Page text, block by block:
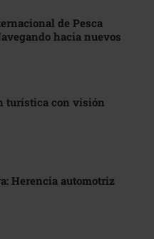
de Pesca
hacia nuevos
turística con visión
Herencia automotriz